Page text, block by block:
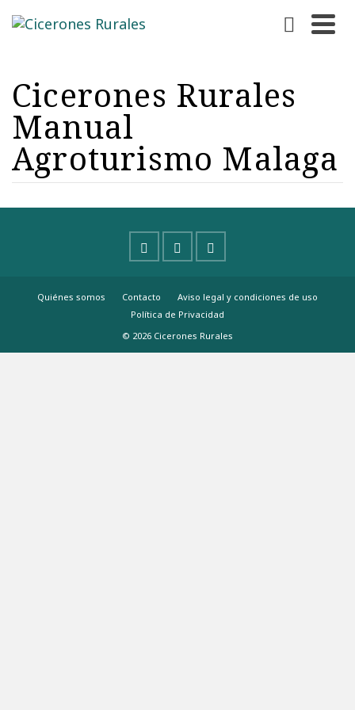
Cicerones Rurales
Manual
Agroturismo Malaga
Quiénes somos Contacto
Aviso legal y condiciones de uso
Política de Privacidad
© 2026 Cicerones Rurales